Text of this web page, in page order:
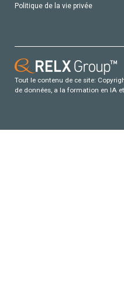
Politique de la vie privée
Tout le contenu de ce site:
de données, a la formation en IA